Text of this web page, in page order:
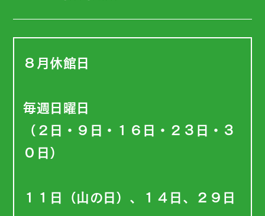
８月休館日
毎週日曜日
（２日・９日・１６日・２３日・３
０日）
１１日（山の日）、１４日、２９日